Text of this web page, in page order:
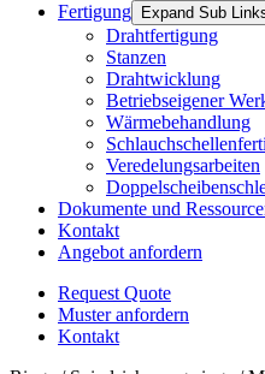
Fertigung
Expand Sub
Drahtfertigung
Stanzen
Drahtwicklung
Betriebseigener
Wärmebehandlung
Veredelungsarbeiten
Dokumente und
Kontakt
Angebot anfordern
Request Quote
Muster anfordern
Kontakt